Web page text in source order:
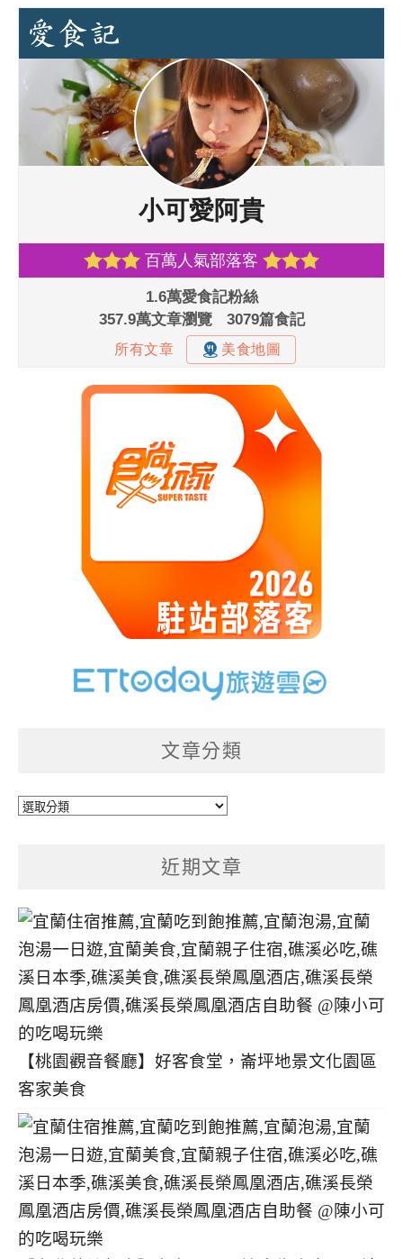
文章分類
文
近期文章
【桃園觀音餐廳】好客食堂，崙坪地景文化園區
客家美食